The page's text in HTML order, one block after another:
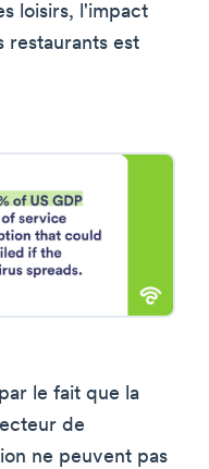
loisirs, l'impact
restaurants est
le fait que la
de
ne peuvent pas